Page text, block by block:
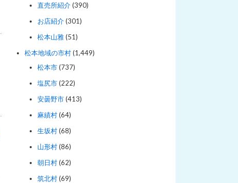
直売所紹介(390)
お店紹介(301)
松本山雅(51)
松本地域の市村(1,449)
松本市(737)
塩尻市(222)
安曇野市(413)
麻績村(64)
生坂村(68)
山形村(86)
朝日村(62)
筑北村(69)